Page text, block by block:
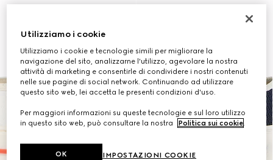
Utilizziamo i cookie
Utilizziamo i cookie e tecnologie simili per migliorare la
navigazione del sito, analizzarne l'utilizzo, agevolare la nostra
attività di marketing e consentirle di condividere i nostri contenuti
nelle sue pagine di social network. Continuando ad utilizzare
questo sito web, lei accetta le presenti condizioni d'uso.
Per maggiori informazioni su queste tecnologie e sul loro utilizzo
in questo sito web, può consultare la nostra
Politica sui cookie
IMPOSTAZIONI COOKIE
OK